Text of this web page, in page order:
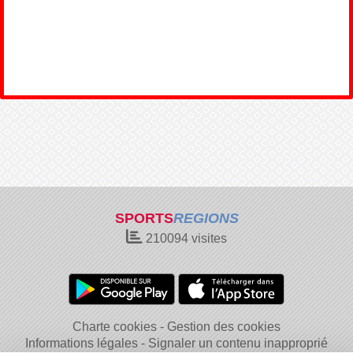
SPORTSREGIONS
210094 visites
Charte cookies
Gestion des cookies
Informations légales
Signaler un contenu inapproprié